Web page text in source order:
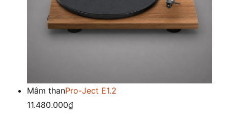
Mâm thanPro-Ject E1.2
11.480.000₫